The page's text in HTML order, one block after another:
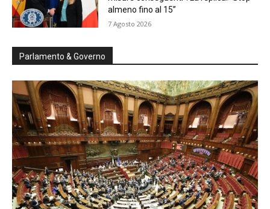
almeno fino al 15”
7 Agosto 2026
Parlamento & Governo